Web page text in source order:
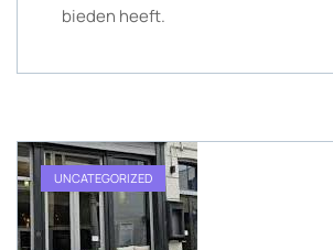
bieden heeft.
UNCATEGORIZED